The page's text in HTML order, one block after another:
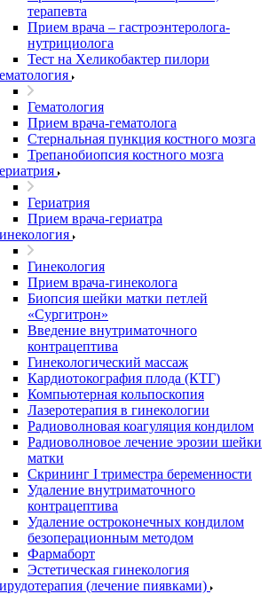
терапевта
Прием врача – гастроэнтеролога-
нутрициолога
Тест на Хеликобактер пилори
Гематология
Прием врача-гематолога
Стернальная пункция костного мозга
Трепанобиопсия костного мозга
Гериатрия
Прием врача-гериатра
Гинекология
Прием врача-гинеколога
Биопсия шейки матки петлей
«Сургитрон»
Введение внутриматочного
контрацептива
Гинекологический массаж
Кардиотокография плода (КТГ)
Компьютерная кольпоскопия
Лазеротерапия в гинекологии
Радиоволновая коагуляция кондилом
Радиоволновое лечение эрозии шейки
матки
Скрининг I триместра беременности
Удаление внутриматочного
контрацептива
Удаление остроконечных кондилом
безоперационным методом
Фармаборт
Эстетическая гинекология
(лечение пиявками)